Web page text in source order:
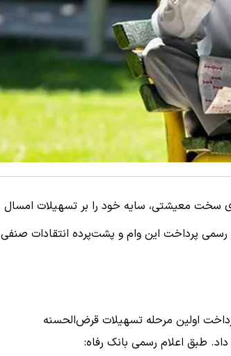
معیشتی، سایه خود را بر تسهیلات امسال
رسمی پرداخت این وام و پشت‌پرده انتقادات صنفی
پرداخت اولین مرحله تسهیلات قرض‌الحسنه
طبق اعلام رسمی بانک رفاه: